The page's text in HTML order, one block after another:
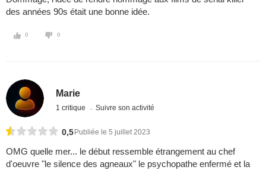
des années 90s était une bonne idée.
0 0
Marie
1 critique Suivre son activité
0,5 Publiée le 5 juillet 2023
OMG quelle mer... le début ressemble étrangement au chef
d'oeuvre "le silence des agneaux" le psychopathe enfermé et la